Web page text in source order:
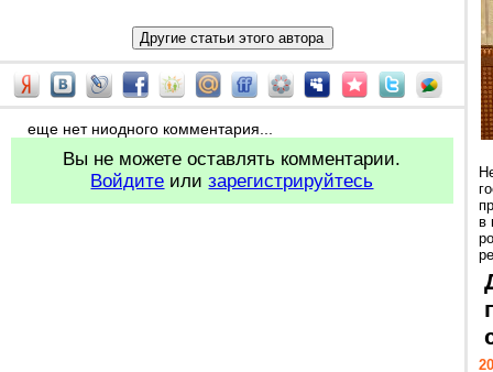
еще нет ниодного комментария...
Вы не можете оставлять комментарии.
Войдите илизарегистрируйтесь
в